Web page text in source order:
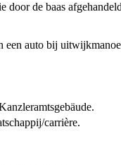
door de baas
een auto bij
carrière.